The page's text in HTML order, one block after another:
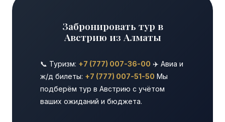
Забронировать тур в
Австрию из Алматы
📞 Туризм: +7 (777) 007-36-00 ✈️ Авиа и
ж/д билеты: +7 (777) 007-51-50 Мы
подберём тур в Австрию с учётом
ваших ожиданий и бюджета.